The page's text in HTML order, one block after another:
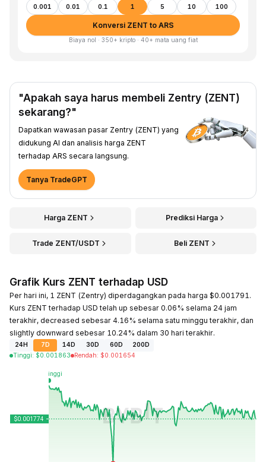
0.001 0.01 0.1 1 5 10 100
Konversi ZENT to ARS
Biaya nol · 350+ kripto · 40+ mata uang fiat
"Apakah saya harus membeli Zentry (ZENT)
sekarang?"
Dapatkan wawasan pasar Zentry (ZENT) yang
didukung AI dan analisis harga ZENT
terhadap ARS secara langsung.
Tanya TradeGPT
Harga ZENT Prediksi Harga
Trade ZENT/USDT Beli ZENT
Grafik Kurs ZENT terhadap USD
Per hari ini, 1 ZENT (Zentry) diperdagangkan pada harga $0.001791.
Kurs ZENT terhadap USD telah up sebesar 0.06% selama 24 jam
terakhir, decreased sebesar 4.16% selama satu minggu terakhir, dan
slightly downward sebesar 10.24% dalam 30 hari terakhir.
24H 7D 14D 30D 60D
200D
Tinggi: $0.001863 Rendah: $0.001654